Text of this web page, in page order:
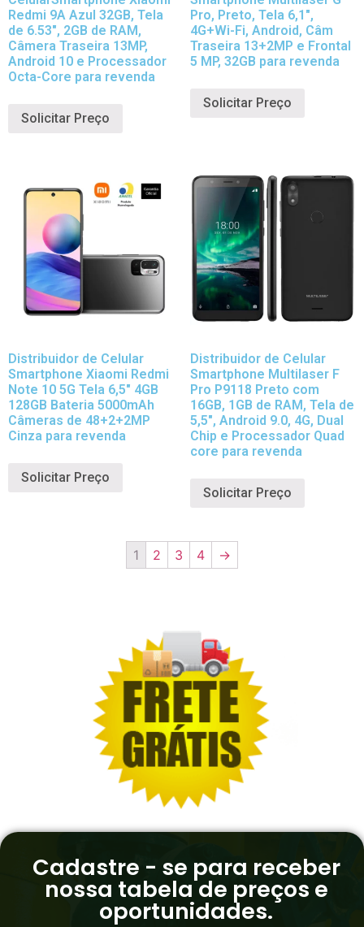
Redmi 9A Azul 32GB, Tela
de 6.53″, 2GB de RAM,
Câmera Traseira 13MP,
Android 10 e Processador
Octa-Core para revenda
Solicitar Preço
Pro, Preto, Tela 6,1″,
4G+Wi-Fi, Android, Câm
Traseira 13+2MP e Frontal
5 MP, 32GB para revenda
Solicitar Preço
Distribuidor de Celular
Smartphone Xiaomi Redmi
Note 10 5G Tela 6,5″ 4GB
128GB Bateria 5000mAh
Câmeras de 48+2+2MP
Cinza para revenda
Solicitar Preço
Distribuidor de Celular
Smartphone Multilaser F
Pro P9118 Preto com
16GB, 1GB de RAM, Tela de
5,5″, Android 9.0, 4G, Dual
Chip e Processador Quad
core para revenda
Solicitar Preço
1 2 3 4 →
Cadastre - se para receber
nossa tabela de preços e
oportunidades.